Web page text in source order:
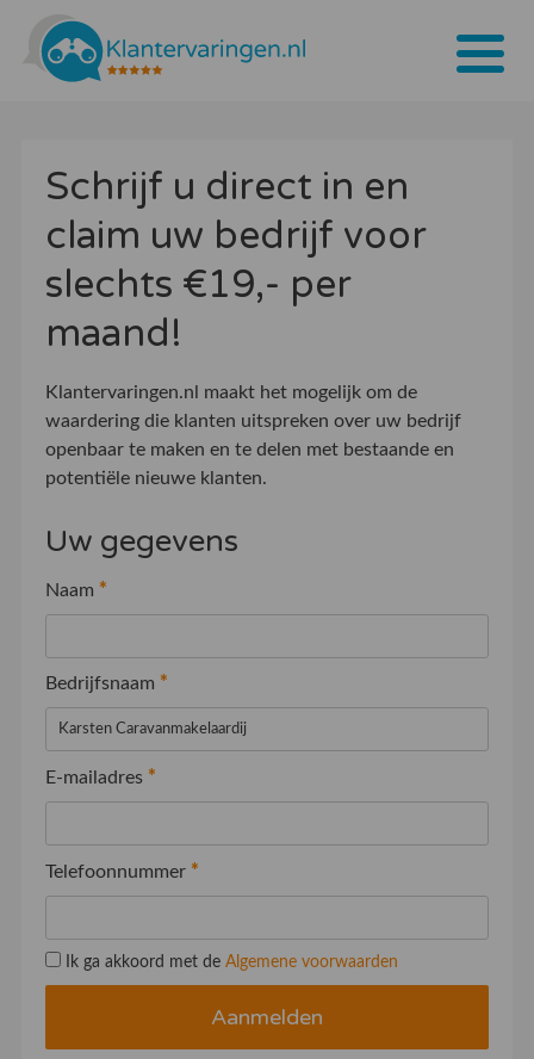
Tarieven
Bedrijven
Over ons
Blogs
Contact
Bedrijf aanmelden
Schrijf u direct in en
claim uw bedrijf voor
slechts €19,- per
maand!
Klantervaringen.nl maakt het mogelijk om de
waardering die klanten uitspreken over uw bedrijf
openbaar te maken en te delen met bestaande en
potentiële nieuwe klanten.
Uw gegevens
Naam *
Bedrijfsnaam *
E-mailadres *
Telefoonnummer *
Ik ga akkoord met de Algemene voorwaarden